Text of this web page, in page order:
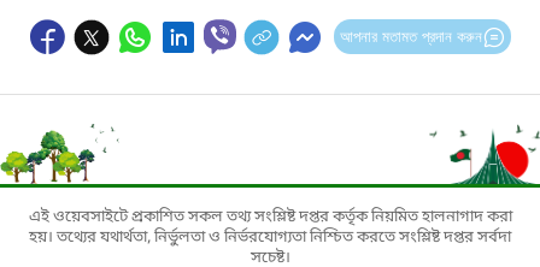
আপনার মতামত প্রদান করুন
এই ওয়েবসাইটে প্রকাশিত সকল তথ্য সংশ্লিষ্ট দপ্তর কর্তৃক নিয়মিত হালনাগাদ করা
হয়। তথ্যের যথার্থতা, নির্ভুলতা ও নির্ভরযোগ্যতা নিশ্চিত করতে সংশ্লিষ্ট দপ্তর সর্বদা
সচেষ্ট।